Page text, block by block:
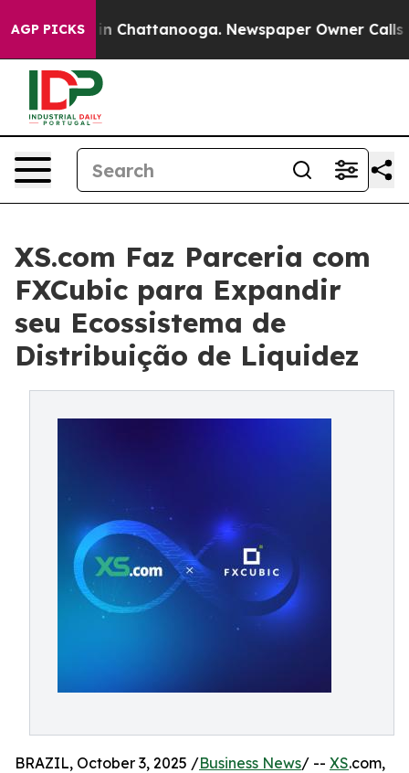
AGP PICKS
Chaos in Chattanooga. Newspaper Owner Calls the
XS.com Faz Parceria com
FXCubic para Expandir
seu Ecossistema de
Distribuição de Liquidez
BRAZIL, October 3, 2025 /Business News/ -- XS.com,